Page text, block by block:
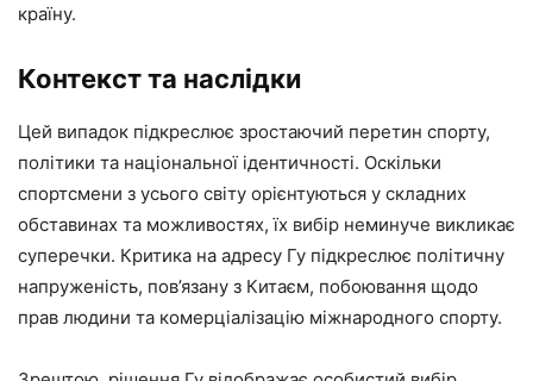
країну.
Контекст та наслідки
Цей випадок підкреслює зростаючий перетин спорту,
політики та національної ідентичності. Оскільки
спортсмени з усього світу орієнтуються у складних
обставинах та можливостях, їх вибір неминуче викликає
суперечки. Критика на адресу Гу підкреслює політичну
напруженість, пов’язану з Китаєм, побоювання щодо
прав людини та комерціалізацію міжнародного спорту.